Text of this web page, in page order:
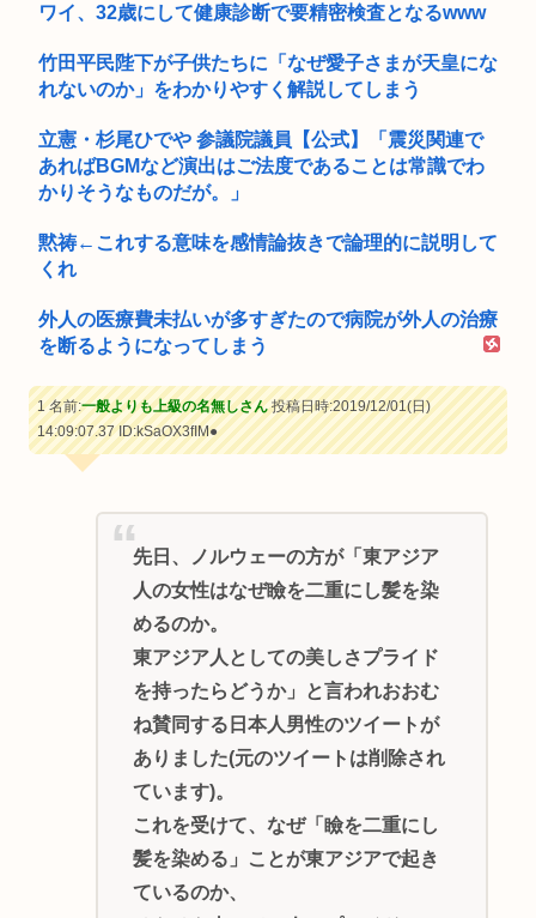
ワイ、32歳にして健康診断で要精密検査となるwww
竹田平民陛下が子供たちに「なぜ愛子さまが天皇にな
れないのか」をわかりやすく解説してしまう
立憲・杉尾ひでや 参議院議員【公式】「震災関連で
あればBGMなど演出はご法度であることは常識でわ
かりそうなものだが。」
黙祷←これする意味を感情論抜きで論理的に説明して
くれ
外人の医療費未払いが多すぎたので病院が外人の治療
を断るようになってしまう
1 名前:一般よりも上級の名無しさん投稿日時:2019/12/01(日)
14:09:07.37ID:kSaOX3fIM●
先日、ノルウェーの方が「東アジア
人の女性はなぜ瞼を二重にし髪を染
めるのか。
東アジア人としての美しさプライド
を持ったらどうか」と言われおおむ
ね賛同する日本人男性のツイートが
ありました(元のツイートは削除され
ています)。
これを受けて、なぜ「瞼を二重にし
髪を染める」ことが東アジアで起き
ているのか、